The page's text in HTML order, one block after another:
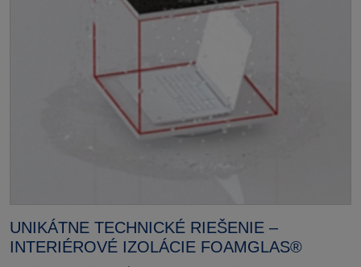
UNIKÁTNE TECHNICKÉ RIEŠENIE –
INTERIÉROVÉ IZOLÁCIE FOAMGLAS®